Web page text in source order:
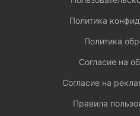
Политика
Политика
Согласие на
Согласие на
Правила